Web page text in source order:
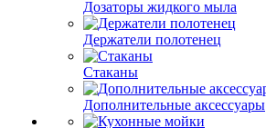
Дозаторы жидкого мыла
Держатели полотенец
Стаканы
Дополнительные аксессуары